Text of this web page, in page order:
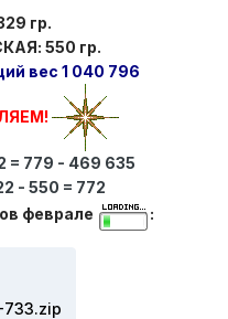
гр.
550 гр.
вес 1 040 796
= 779 - 469 635
- 550 = 772
феврале
: